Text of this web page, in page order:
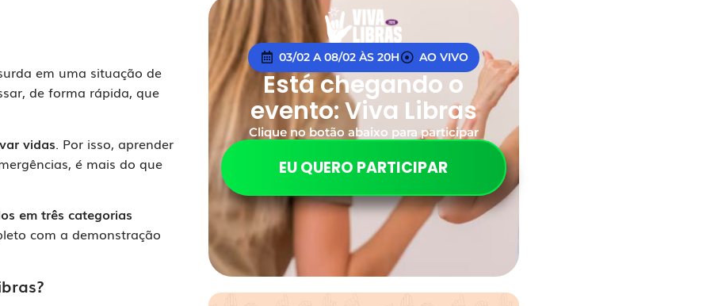
em uma situação de
de forma rápida, que
vidas. Por isso, aprender
é mais do que
em três categorias
com a demonstração
03/02 A 08/02 ÀS 20H AO VIVO
Está chegando o
evento: Viva Libras
Clique no botão abaixo para participar
EU QUERO PARTICIPAR